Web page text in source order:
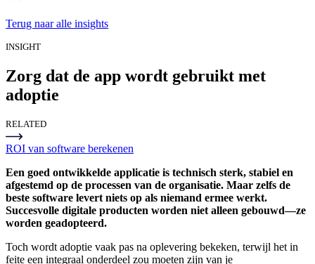
Terug naar alle insights
INSIGHT
Zorg dat de app wordt gebruikt met
adoptie
RELATED
ROI van software berekenen
Een goed ontwikkelde applicatie is technisch sterk, stabiel en
afgestemd op de processen van de organisatie. Maar zelfs de
beste software levert niets op als niemand ermee werkt.
Succesvolle digitale producten worden niet alleen gebouwd—ze
worden geadopteerd.
Toch wordt adoptie vaak pas na oplevering bekeken, terwijl het in
feite een integraal onderdeel zou moeten zijn van je